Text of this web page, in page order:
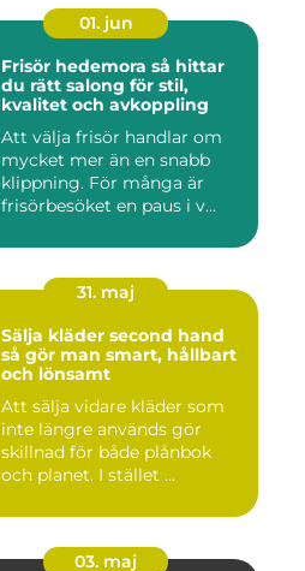
01. jun
Frisör hedemora så hittar
du rätt salong för stil,
kvalitet och avkoppling
Att välja frisör handlar om
mycket mer än en snabb
klippning. För många är
frisörbesöket en paus i v...
31. maj
Sälja kläder second hand
så gör man smart, hållbart
och lönsamt
Att sälja vidare kläder som
inte längre används gör
skillnad för både plånbok
och planet. I stället ...
03. maj